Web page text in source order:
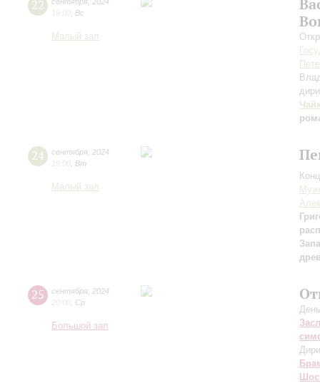
22
19:00 Вс
Малый зал
24 сентября 2024
19:00 Вт
Малый зал
25 сентября 2024
20:00 Ср
Большой зал